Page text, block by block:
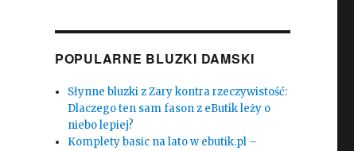
POPULARNE BLUZKI DAMSKI
Słynne bluzki z Zary kontra rzeczywistość:
Dlaczego ten sam fason z eButik leży o
niebo lepiej?
Komplety basic na lato w ebutik.pl –